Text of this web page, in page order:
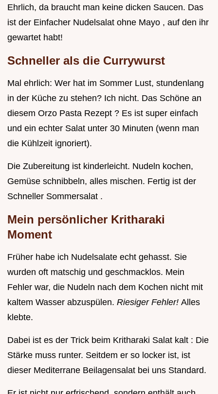
Ehrlich, da braucht man keine dicken Saucen. Das
ist der Einfacher Nudelsalat ohne Mayo , auf den ihr
gewartet habt!
Schneller als die Currywurst
Mal ehrlich: Wer hat im Sommer Lust, stundenlang
in der Küche zu stehen? Ich nicht. Das Schöne an
diesem Orzo Pasta Rezept ? Es ist super einfach
und ein echter Salat unter 30 Minuten (wenn man
die Kühlzeit ignoriert).
Die Zubereitung ist kinderleicht. Nudeln kochen,
Gemüse schnibbeln, alles mischen. Fertig ist der
Schneller Sommersalat .
Mein persönlicher Kritharaki
Moment
Früher habe ich Nudelsalate echt gehasst. Sie
wurden oft matschig und geschmacklos. Mein
Fehler war, die Nudeln nach dem Kochen nicht mit
kaltem Wasser abzuspülen. Riesiger Fehler! Alles
klebte.
Dabei ist es der Trick beim Kritharaki Salat kalt : Die
Stärke muss runter. Seitdem er so locker ist, ist
dieser Mediterrane Beilagensalat bei uns Standard.